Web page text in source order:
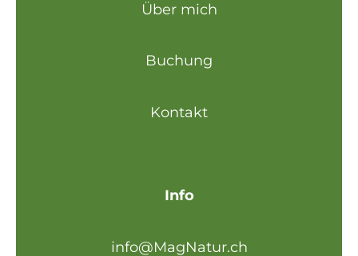
Über mich
Buchung
Kontakt
Info
info@MagNatur.ch